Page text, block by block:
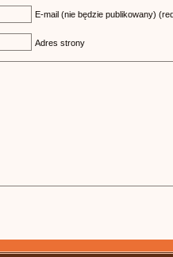
E-mail (nie będzie publikowany)
Adres strony